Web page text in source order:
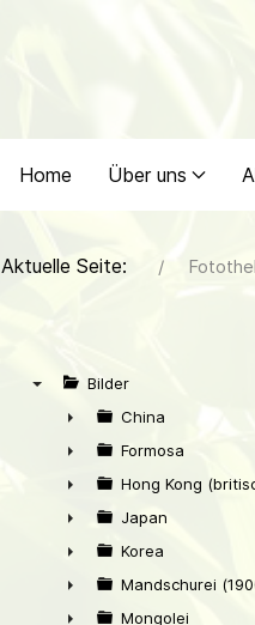
Home Über uns
Aktuelle Seite:
Bilder
►
China
►
Formosa
►
Hong Kong
►
Japan
►
Korea
►
Mandschurei
Mongolei